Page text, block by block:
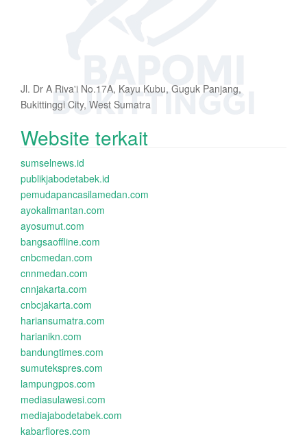
Jl. Dr A Riva'i No.17A, Kayu Kubu, Guguk Panjang,
Bukittinggi City, West Sumatra
Website terkait
sumselnews.id
publikjabodetabek.id
pemudapancasilamedan.com
ayokalimantan.com
ayosumut.com
bangsaoffline.com
cnbcmedan.com
cnnmedan.com
cnnjakarta.com
cnbcjakarta.com
hariansumatra.com
harianikn.com
bandungtimes.com
sumutekspres.com
lampungpos.com
mediasulawesi.com
mediajabodetabek.com
kabarflores.com